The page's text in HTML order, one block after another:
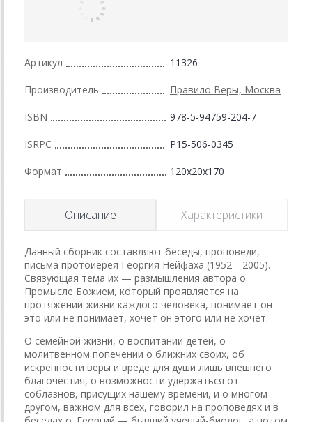
Артикул 11326
Производитель Правило Веры, Москва
ISBN 978-5-94759-204-7
ISRPC Р15-506-0345
Формат 120x20x170
Описание Характеристики
Данный сборник составляют беседы, проповеди,
письма протоиерея Георгия Нейфаха (1952—2005).
Связующая тема их — размышления автора о
Промысле Божием, который проявляется на
протяжении жизни каждого человека, понимает он
это или не понимает, хочет он этого или не хочет.
О семейной жизни, о воспитании детей, о
молитвенном попечении о ближних своих, об
искренности веры и вреде для души лишь внешнего
благочестия, о возможности удержаться от
соблазнов, присущих нашему времени, и о многом
другом, важном для всех, говорил на проповедях и в